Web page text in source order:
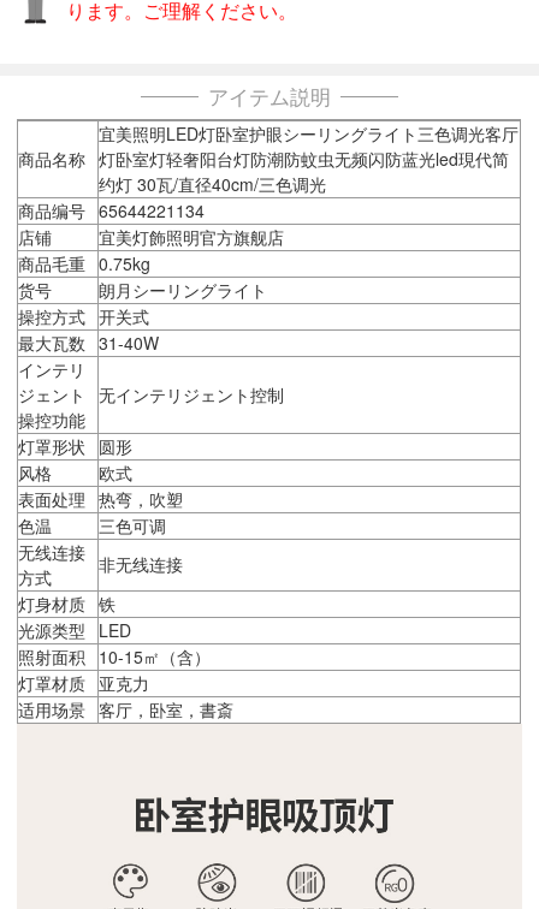
ります。ご理解ください。
アイテム説明
商品名称
宜美照明LED灯卧室护眼シーリングライト三色调光客厅
灯卧室灯轻奢阳台灯防潮防蚊虫无频闪防蓝光led現代简
约灯 30瓦/直径40cm/三色调光
商品编号 65644221134
店铺
宜美灯飾照明官方旗舰店
商品毛重 0.75kg
货号
朗月シーリングライト
操控方式 开关式
最大瓦数
31-40W
インテリ
ジェント
操控功能
无インテリジェント控制
灯罩形状
圆形
风格
欧式
表面处理
热弯，吹塑
色温
三色可调
无线连接
方式
非无线连接
灯身材质 铁
光源类型
LED
照射面积
10-15㎡（含）
灯罩材质 亚克力
适用场景 客厅，卧室，書斎